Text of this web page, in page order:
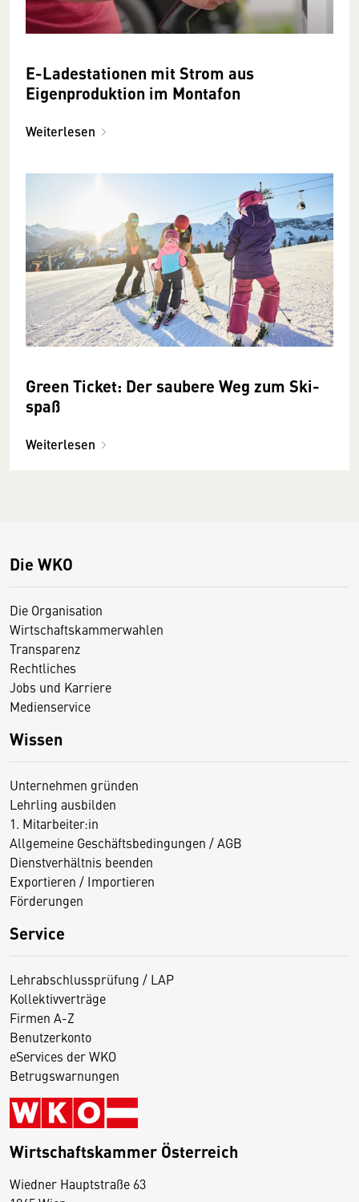
E-Ladestationen mit Strom aus
Eigenproduktion im Montafon
Weiterlesen
Green Ticket: Der saubere Weg zum Ski­
spaß
Weiterlesen
Die WKO
Die Organisation
Wirtschaftskammerwahlen
Transparenz
Rechtliches
Jobs und Karriere
Medienservice
Wissen
Unternehmen gründen
Lehrling ausbilden
1. Mitarbeiter:in
Allgemeine Geschäftsbedingungen / AGB
Dienstverhältnis beenden
Exportieren / Importieren
Förderungen
Service
Lehrabschlussprüfung / LAP
Kollektivverträge
Firmen A-Z
Benutzerkonto
eServices der WKO
Betrugswarnungen
Wirtschaftskammer Österreich
Wiedner Hauptstraße 63
D